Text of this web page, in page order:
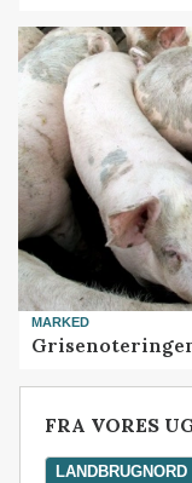
MARKED
FRA VORES
LANDBRUGNORD